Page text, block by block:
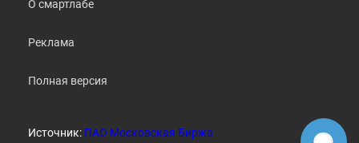
О смартлабе
Реклама
Полная версия
Источник: ПАО Московская Биржа